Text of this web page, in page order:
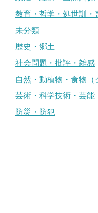
教育・哲学・処世訓・
未分類
歴史・郷土
社会問題・批評・雑感
自然・動植物・食物（
芸術・科学技術・芸能
防災・防犯